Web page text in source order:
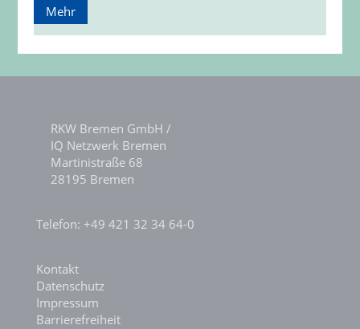
Mehr
RKW Bremen GmbH /
IQ Netzwerk Bremen
Martinistraße 68
28195 Bremen
Telefon: +49 421 32 34 64-0
Kontakt
Datenschutz
Impressum
Barrierefreiheit